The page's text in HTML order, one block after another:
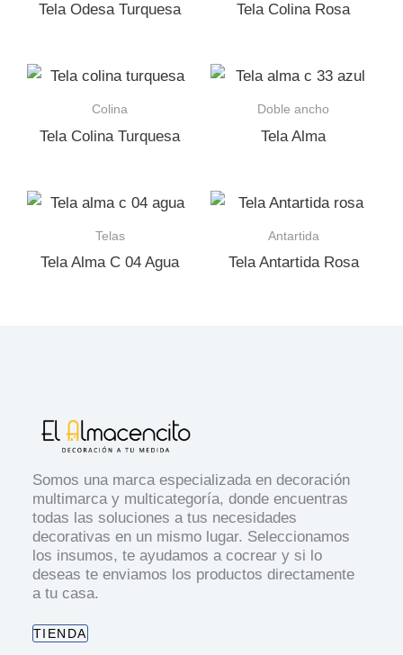
Tela Odesa Turquesa Tela Colina Rosa
Colina
Tela Colina Turquesa
Doble ancho
Tela Alma
Telas
Tela Alma C 04 Agua
Antartida
Tela Antartida Rosa
Somos una marca especializada en decoración
multimarca y multicategoría, donde encuentras
todas las soluciones a tus necesidades
decorativas en un mismo lugar. Seleccionamos
los insumos, te ayudamos a cocrear y si lo
deseas te enviamos los productos directamente
a tu casa.
TIENDA